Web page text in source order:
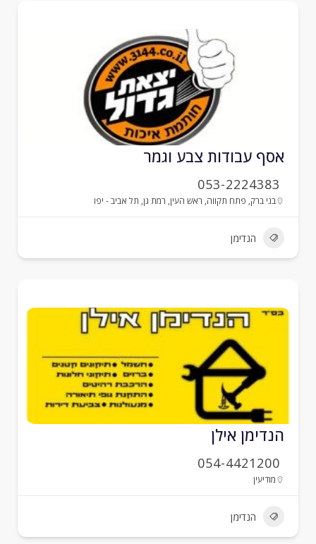
עבודות צבע וגמר
053-2224383
,פתח תקווה,ראש העין ,רמת גן,תל אביב - יפו
הנדימן
אילן
054-4421200
הנדימן